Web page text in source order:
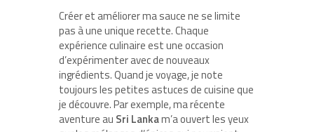
Créer et améliorer ma sauce ne se limite
pas à une unique recette. Chaque
expérience culinaire est une occasion
d’expérimenter avec de nouveaux
ingrédients. Quand je voyage, je note
toujours les petites astuces de cuisine que
je découvre. Par exemple, ma récente
aventure au Sri Lankam’a ouvert les yeux